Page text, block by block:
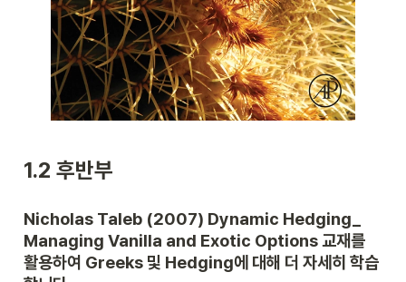
1.2 후반부
Nicholas Taleb (2007) Dynamic Hedging_
Managing Vanilla and Exotic Options 교재를
활용하여 Greeks 및 Hedging에 대해 더 자세히 학습